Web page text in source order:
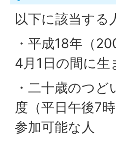
以下に該当する
・平成18年（
4月1日の間に生
・二十歳のつ
度（平日午後7
参加可能な人